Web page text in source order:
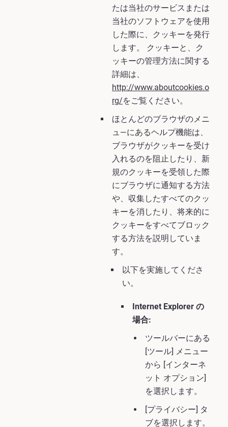
たは当社のサービスまたは
当社のソフトウェアを使用
した際に、クッキーを発行
します。 クッキーと、ク
ッキーの管理方法に関する
詳細は、
http://www.aboutcookies.o
rg/をご覧ください。
ほとんどのブラウザのメニ
ュ―にあるヘルプ機能は、
ブラウザがクッキーを受け
入れるのを阻止したり、新
規のクッキーを受領した際
にブラウザに通知する方法
や、収集したすべてのクッ
キーを消したり、将来的に
クッキーをすべてブロック
する方法を説明していま
す。
以下を実施してくださ
い。
Internet Explorer の
場合:
ツールバーにある
[ツール] メニュー
から [インターネ
ット オプション]
を選択します。
[プライバシー] タ
ブを選択します。